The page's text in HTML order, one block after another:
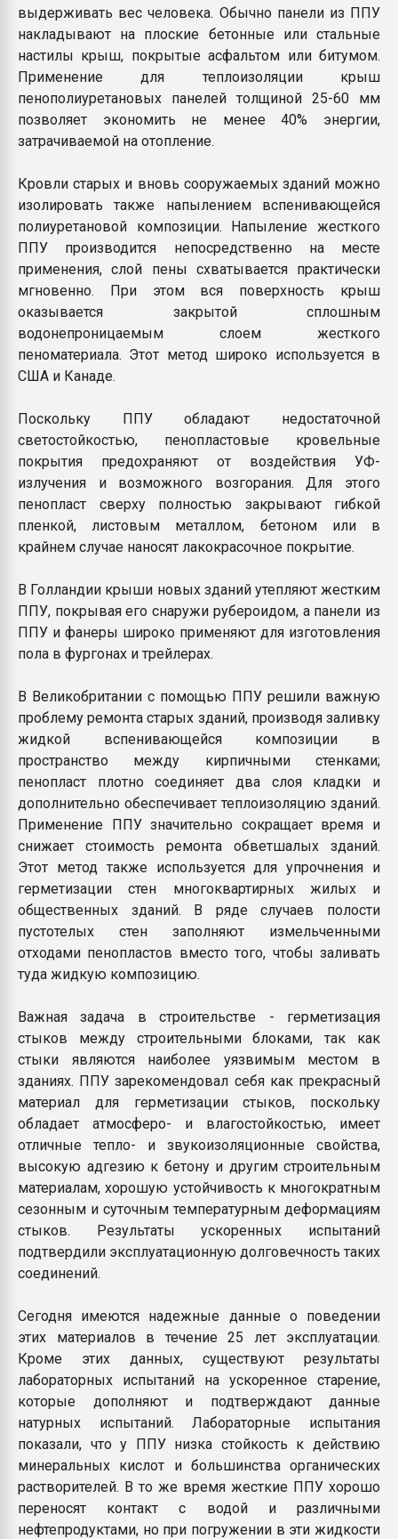
выдерживать вес человека. Обычно панели из ППУ
накладывают на плоские бетонные или стальные
настилы крыш, покрытые асфальтом или битумом.
Применение для теплоизоляции крыш
пенополиуретановых панелей толщиной 25-60 мм
позволяет экономить не менее 40% энергии,
затрачиваемой на отопление.
Кровли старых и вновь сооружаемых зданий можно
изолировать также напылением вспенивающейся
полиуретановой композиции. Напыление жесткого
ППУ производится непосредственно на месте
применения, слой пены схватывается практически
мгновенно. При этом вся поверхность крыш
оказывается закрытой сплошным
водонепроницаемым слоем жесткого
пеноматериала. Этот метод широко используется в
США и Канаде.
Поскольку ППУ обладают недостаточной
светостойкостью, пенопластовые кровельные
покрытия предохраняют от воздействия УФ-
излучения и возможного возгорания. Для этого
пенопласт сверху полностью закрывают гибкой
пленкой, листовым металлом, бетоном или в
крайнем случае наносят лакокрасочное покрытие.
В Голландии крыши новых зданий утепляют жестким
ППУ, покрывая его снаружи рубероидом, а панели из
ППУ и фанеры широко применяют для изготовления
пола в фургонах и трейлерах.
В Великобритании с помощью ППУ решили важную
проблему ремонта старых зданий, производя заливку
жидкой вспенивающейся композиции в
пространство между кирпичными стенками;
пенопласт плотно соединяет два слоя кладки и
дополнительно обеспечивает теплоизоляцию зданий.
Применение ППУ значительно сокращает время и
снижает стоимость ремонта обветшалых зданий.
Этот метод также используется для упрочнения и
герметизации стен многоквартирных жилых и
общественных зданий. В ряде случаев полости
пустотелых стен заполняют измельченными
отходами пенопластов вместо того, чтобы заливать
туда жидкую композицию.
Важная задача в строительстве - герметизация
стыков между строительными блоками, так как
стыки являются наиболее уязвимым местом в
зданиях. ППУ зарекомендовал себя как прекрасный
материал для герметизации стыков, поскольку
обладает атмосферо- и влагостойкостью, имеет
отличные тепло- и звукоизоляционные свойства,
высокую адгезию к бетону и другим строительным
материалам, хорошую устойчивость к многократным
сезонным и суточным температурным деформациям
стыков. Результаты ускоренных испытаний
подтвердили эксплуатационную долговечность таких
соединений.
Сегодня имеются надежные данные о поведении
этих материалов в течение 25 лет эксплуатации.
Кроме этих данных, существуют результаты
лабораторных испытаний на ускоренное старение,
которые дополняют и подтверждают данные
натурных испытаний. Лабораторные испытания
показали, что у ППУ низка стойкость к действию
минеральных кислот и большинства органических
растворителей. В то же время жесткие ППУ хорошо
переносят контакт с водой и различными
нефтепродуктами, но при погружении в эти жидкости